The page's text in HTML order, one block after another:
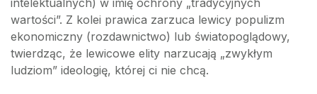
wartości”. Z kolei prawica zarzuca lewicy populizm
ekonomiczny (rozdawnictwo) lub światopoglądowy,
twierdząc, że lewicowe elity narzucają „zwykłym
ludziom” ideologię, której ci nie chcą.